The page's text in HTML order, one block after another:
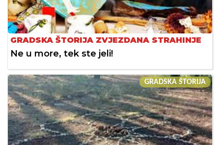
GRADSKA ŠTORIJA ZVJEZDANA STRAHINJE
Ne u more, tek ste jeli!
GRADSKA ŠTORIJA